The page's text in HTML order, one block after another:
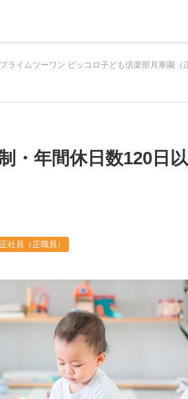
ライムツーワン ピッコロ子ども倶楽部月寒園
・年間休日数120日
正社員（正職員）